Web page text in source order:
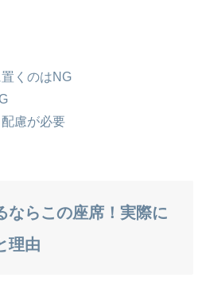
くのはNG
慮が必要
ならこの座席！実際に
理由